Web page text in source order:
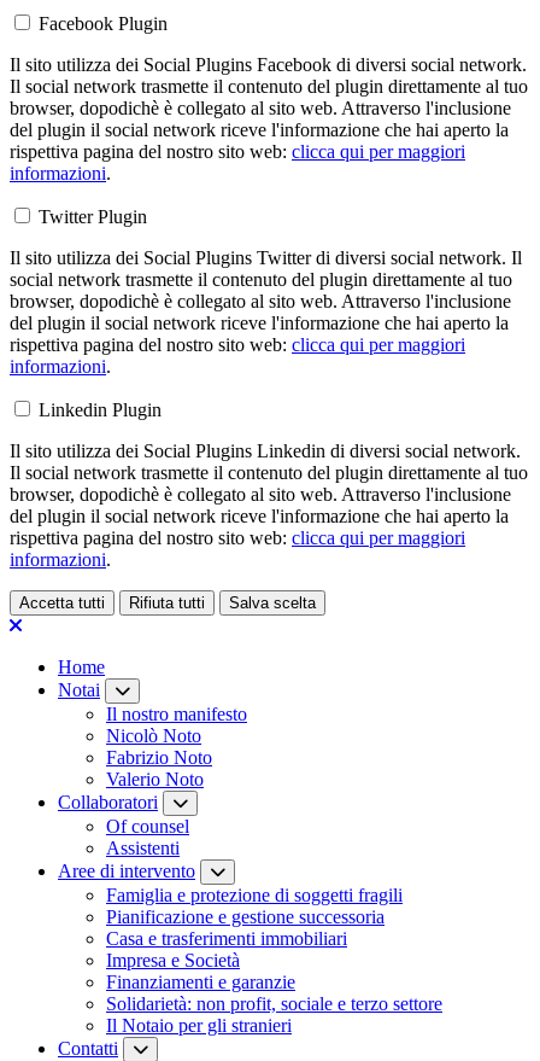
Facebook Plugin
Il sito utilizza dei Social Plugins Facebook di diversi social network.
Il social network trasmette il contenuto del plugin direttamente al tuo
browser, dopodichè è collegato al sito web. Attraverso l'inclusione
del plugin il social network riceve l'informazione che hai aperto la
rispettiva pagina del nostro sito web: clicca qui per maggiori
informazioni.
Twitter Plugin
Il sito utilizza dei Social Plugins Twitter di diversi social network. Il
social network trasmette il contenuto del plugin direttamente al tuo
browser, dopodichè è collegato al sito web. Attraverso l'inclusione
del plugin il social network riceve l'informazione che hai aperto la
rispettiva pagina del nostro sito web: clicca qui per maggiori
informazioni.
Linkedin Plugin
Il sito utilizza dei Social Plugins Linkedin di diversi social network.
Il social network trasmette il contenuto del plugin direttamente al tuo
browser, dopodichè è collegato al sito web. Attraverso l'inclusione
del plugin il social network riceve l'informazione che hai aperto la
rispettiva pagina del nostro sito web: clicca qui per maggiori
informazioni.
Accetta tutti Rifiuta tutti Salva scelta
Loading...
Home
Notai
Il nostro manifesto
Nicolò Noto
Fabrizio Noto
Valerio Noto
Collaboratori
Of counsel
Assistenti
Aree di intervento
Famiglia e protezione di soggetti fragili
Pianificazione e gestione successoria
Casa e trasferimenti immobiliari
Impresa e Società
Finanziamenti e garanzie
Solidarietà: non profit, sociale e terzo settore
Il Notaio per gli stranieri
Contatti